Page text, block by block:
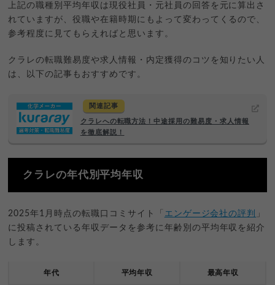
上記の職種別平均年収は現役社員・元社員の回答を元に算出さ
れていますが、役職や在籍時期にもよって変わってくるので、
参考程度に見てもらえればと思います。
クラレの転職難易度や求人情報・内定獲得のコツを知りたい人
は、以下の記事もおすすめです。
関連記事
クラレへの転職方法！中途採用の難易度・求人情報
を徹底解説！
クラレの年代別平均年収
2025年1月時点の転職口コミサイト「 エンゲージ会社の評判
」
に投稿されている年収データを参考に年齢別の平均年収を紹介
します。
年代 平均年収 最高年収